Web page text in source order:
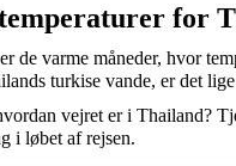
for
de varme måneder, hvor
turkise vande, er det
vejret er i Thailand?
i løbet af rejsen.